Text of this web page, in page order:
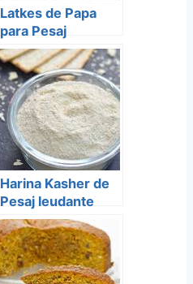
Latkes de Papa
para Pesaj
Harina Kasher de
Pesaj leudante